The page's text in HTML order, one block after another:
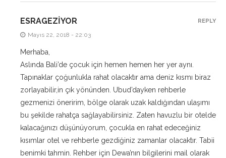
ESRAGEZIYOR
Mayıs 22, 2018 - 22:03
Merhaba,
Aslında Bali’de çocuk için hemen hemen her yer aynı.
Tapınaklar çoğunlukla rahat olacaktır ama deniz kısmı biraz
zorlayabilir,in çık yönünden. Ubud’dayken rehberle
gezmenizi öneririm, bölge olarak uzak kaldığından ulaşımı
bu şekilde rahatça sağlayabilirsiniz. Zaten havuzlu bir otelde
kalacağınızı düşünüyorum, çocukla en rahat edeceğiniz
kısımlar otel ve rehberle gezdiğiniz zamanlar olacaktır. Tabii
benimki tahmin. Rehber için Dewa’nın bilgilerini mail olarak
REPLY